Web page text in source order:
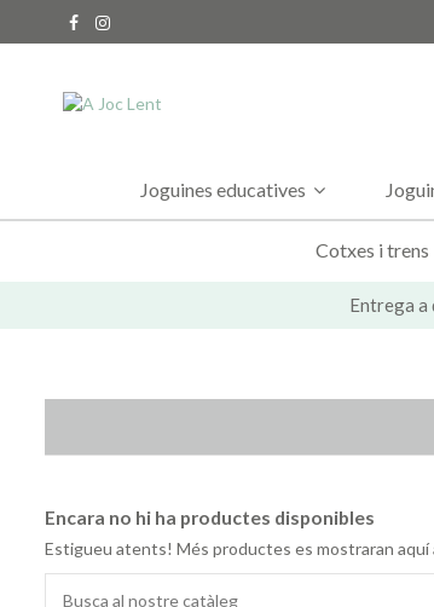
Joguines educatives
Cotxes i trens
Entrega a
Encara no hi ha productes disponibles
Estigueu atents! Més productes es mostraran aquí